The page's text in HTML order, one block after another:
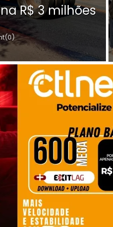
R$ 3 milhões